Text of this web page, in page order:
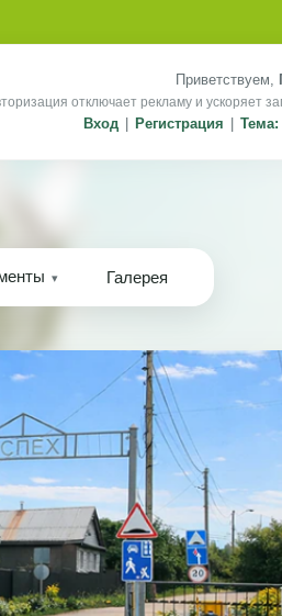
Приветствуем,
отключает рекламу и ускоряет
Вход Регистрация Тема:
Галерея